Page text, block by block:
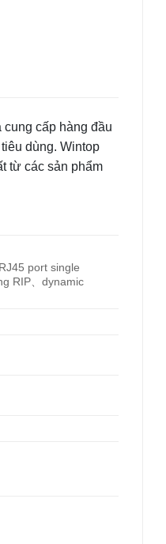
cấp hàng đầu
dùng. Wintop
từ các sản phẩm
port single
RIP、dynamic